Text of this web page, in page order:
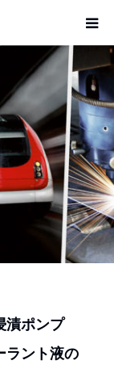
漬ポンプ
ラント液の